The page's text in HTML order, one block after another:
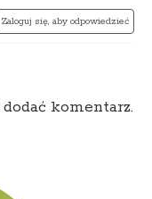
Zaloguj się, aby odpowiedzieć
komentarz.